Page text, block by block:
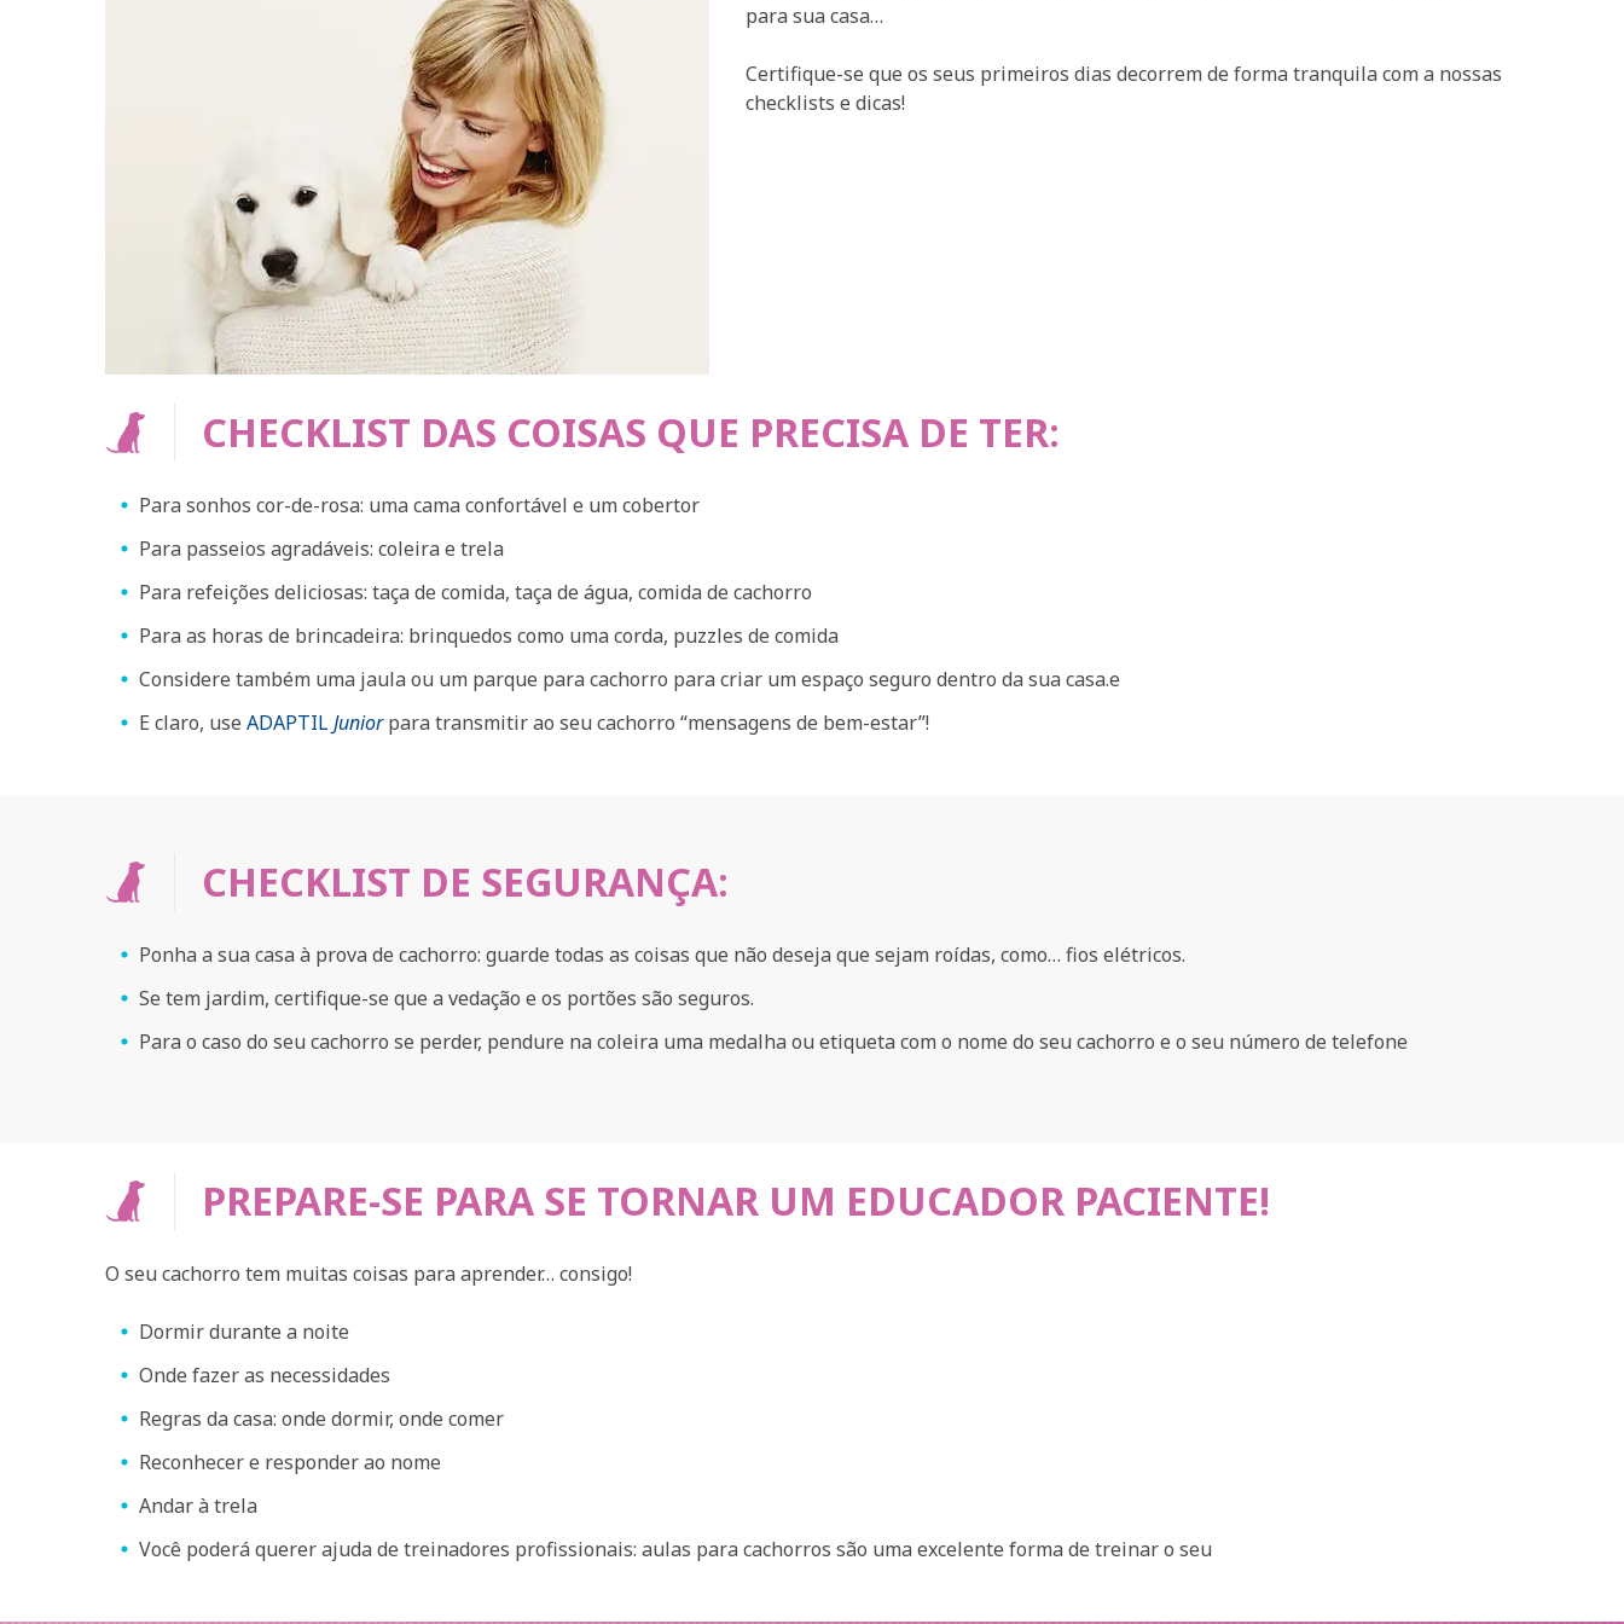
Colete relaxante
ThunderShirt
para sua casa…
Certifique-se que os seus primeiros dias decorrem de forma tranquila com a nossas
checklists e dicas!
CHECKLIST DAS COISAS QUE PRECISA DE TER:
Para sonhos cor-de-rosa: uma cama confortável e um cobertor
Para passeios agradáveis: coleira e trela
Para refeições deliciosas: taça de comida, taça de água, comida de cachorro
Para as horas de brincadeira: brinquedos como uma corda, puzzles de comida
Considere também uma jaula ou um parque para cachorro para criar um espaço seguro dentro da sua casa.e
E claro, use ADAPTILJuniorpara transmitir ao seu cachorro “mensagens de bem-estar”!
CHECKLIST DE SEGURANÇA:
Ponha a sua casa à prova de cachorro: guarde todas as coisas que não deseja que sejam roídas, como… fios elétricos.
Se tem jardim, certifique-se que a vedação e os portões são seguros.
Para o caso do seu cachorro se perder, pendure na coleira uma medalha ou etiqueta com o nome do seu cachorro e o seu número de telefone
PREPARE-SE PARA SE TORNAR UM EDUCADOR PACIENTE!
O seu cachorro tem muitas coisas para aprender… consigo!
Dormir durante a noite
Onde fazer as necessidades
Regras da casa: onde dormir, onde comer
Reconhecer e responder ao nome
Andar à trela
Você poderá querer ajuda de treinadores profissionais: aulas para cachorros são uma excelente forma de treinar o seu